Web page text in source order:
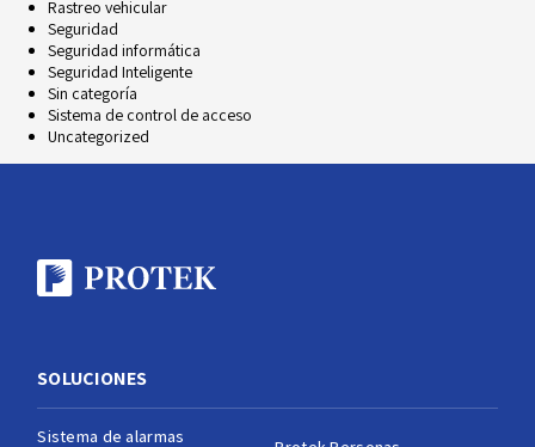
Rastreo vehicular
Seguridad
Seguridad informática
Seguridad Inteligente
Sin categoría
Sistema de control de acceso
Uncategorized
SOLUCIONES
Sistema de alarmas